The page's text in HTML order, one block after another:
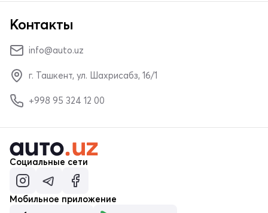
Контакты
info@auto.uz
г. Ташкент, ул. Шахрисабз, 16/1
+998 95 324 12 00
Социальные сети
Мобильное приложение